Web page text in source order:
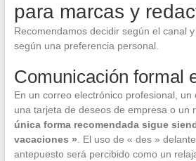
para marcas y
Recomendamos decidir según el canal
según una preferencia personal.
Comunicación formal
En un correo electrónico profesional, un
una tarjeta de deseos de empresa o un
única forma recomendada sigue
vacaciones ». El uso de « des »
antepuesto será percibido como un